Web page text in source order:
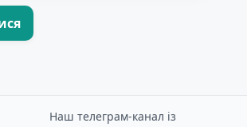
Наш телеграм-канал із